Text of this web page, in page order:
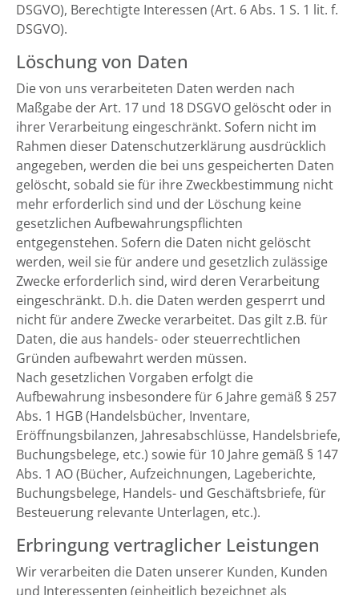
DSGVO), Berechtigte Interessen (Art. 6 Abs. 1 S. 1 lit. f.
DSGVO).
Löschung von Daten
Die von uns verarbeiteten Daten werden nach
Maßgabe der Art. 17 und 18 DSGVO gelöscht oder in
ihrer Verarbeitung eingeschränkt. Sofern nicht im
Rahmen dieser Datenschutzerklärung ausdrücklich
angegeben, werden die bei uns gespeicherten Daten
gelöscht, sobald sie für ihre Zweckbestimmung nicht
mehr erforderlich sind und der Löschung keine
gesetzlichen Aufbewahrungspflichten
entgegenstehen. Sofern die Daten nicht gelöscht
werden, weil sie für andere und gesetzlich zulässige
Zwecke erforderlich sind, wird deren Verarbeitung
eingeschränkt. D.h. die Daten werden gesperrt und
nicht für andere Zwecke verarbeitet. Das gilt z.B. für
Daten, die aus handels- oder steuerrechtlichen
Gründen aufbewahrt werden müssen.
Nach gesetzlichen Vorgaben erfolgt die
Aufbewahrung insbesondere für 6 Jahre gemäß § 257
Abs. 1 HGB (Handelsbücher, Inventare,
Eröffnungsbilanzen, Jahresabschlüsse, Handelsbriefe,
Buchungsbelege, etc.) sowie für 10 Jahre gemäß § 147
Abs. 1 AO (Bücher, Aufzeichnungen, Lageberichte,
Buchungsbelege, Handels- und Geschäftsbriefe, für
Besteuerung relevante Unterlagen, etc.).
Erbringung vertraglicher Leistungen
Wir verarbeiten die Daten unserer Kunden, Kunden
und Interessenten (einheitlich bezeichnet als